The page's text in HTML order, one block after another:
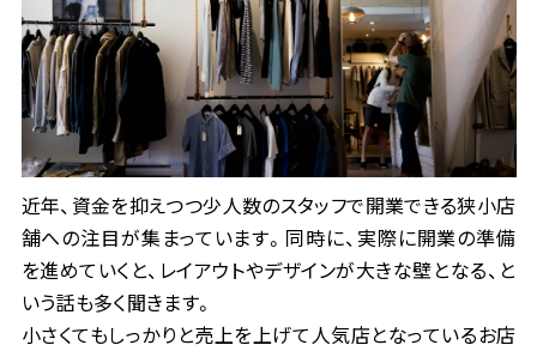
ノウハウ
会社情報
事業所一覧
お問い合わせ
近年、資金を抑えつつ少人数のスタッフで開業できる狭小店
舗への注目が集まっています。同時に、実際に開業の準備
を進めていくと、レイアウトやデザインが大きな壁となる、と
いう話も多く聞きます。
小さくてもしっかりと売上を上げて人気店となっているお店